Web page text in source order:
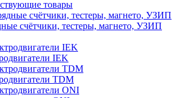
товары
счётчики, тестеры, магнето, УЗИП
IEK
TDM